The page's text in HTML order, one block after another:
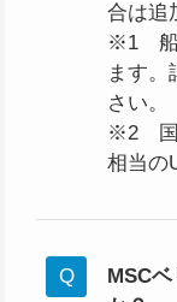
合は追
※1 船
ます。
さい。
※2 国
相当の
MSC